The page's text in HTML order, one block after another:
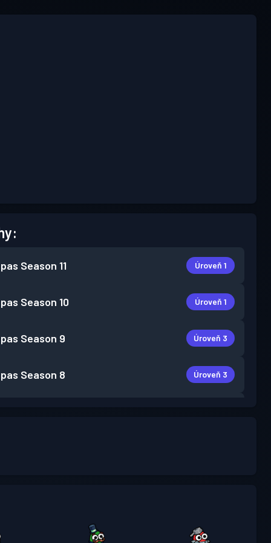
Season 11 Úroveň 1
Season 10 Úroveň 1
Season 9 Úroveň 3
Season 8 Úroveň 3